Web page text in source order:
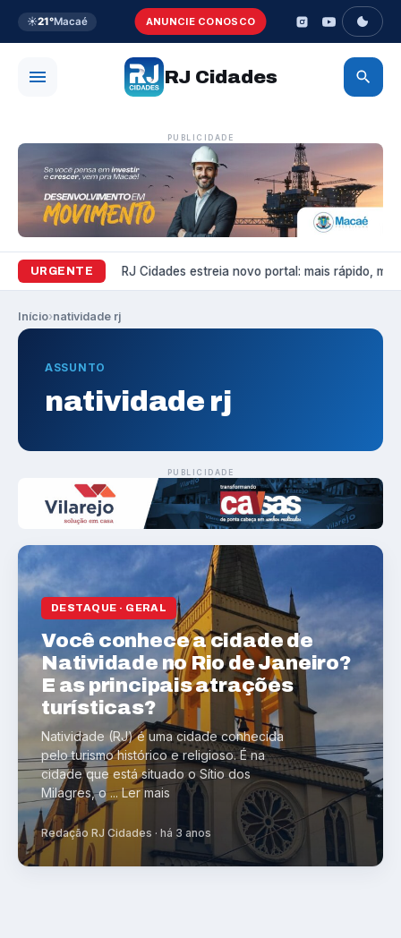
☀️21°Macaé ANUNCIE CONOSCO
RJ Cidades
PUBLICIDADE
URGENTE
Variedades RJ Cidades estreia novo portal: mais rápido,
Início›natividade rj
ASSUNTO
natividade rj
PUBLICIDADE
DESTAQUE · GERAL
Você conhece a cidade de
Natividade no Rio de Janeiro?
E as principais atrações
turísticas?
Natividade (RJ) é uma cidade conhecida
pelo turismo histórico e religioso. É na
cidade que está situado o Sítio dos
Milagres, o ... Ler mais
Redação RJ Cidades · há 3 anos